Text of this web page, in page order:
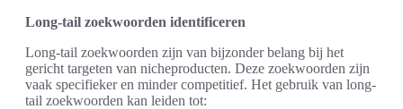
Long-tail zoekwoorden identificeren
Long-tail zoekwoorden zijn van bijzonder belang bij het
gericht targeten van nicheproducten. Deze zoekwoorden zijn
vaak specifieker en minder competitief. Het gebruik van long-
tail zoekwoorden kan leiden tot: